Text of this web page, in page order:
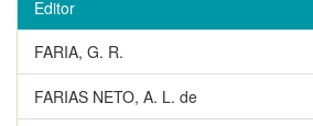
Editor
FARIA, G. R.
FARIAS NETO, A. L. de